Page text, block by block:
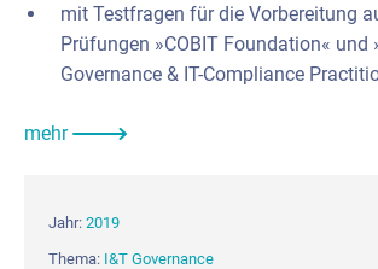
mit Testfragen für die Vorbereitung
Prüfungen »COBIT Foundation« und
Governance & IT-Compliance
mehr
Jahr: 2019
Thema: I&T Governance